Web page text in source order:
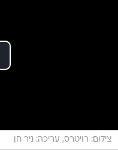
צילום: רויטרס, עריכה: ניר חן